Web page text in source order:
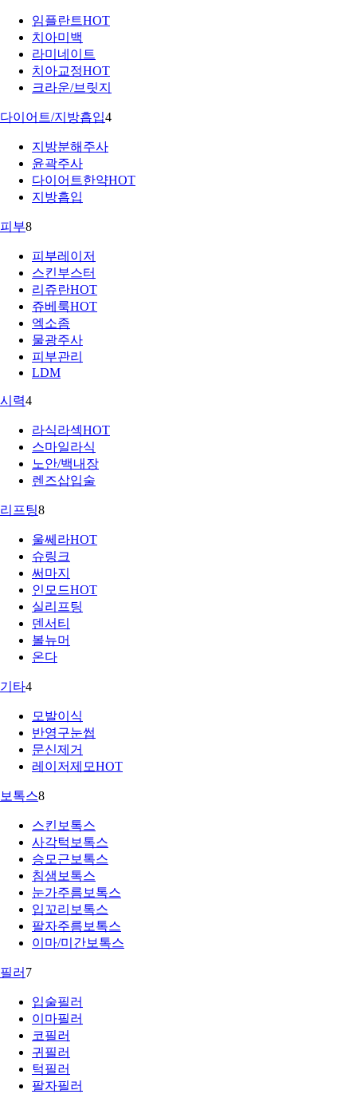
임플란트HOT
치아미백
라미네이트
치아교정HOT
크라운/브릿지
다이어트/지방흡입4
지방분해주사
윤곽주사
다이어트한약HOT
지방흡입
피부8
피부레이저
스킨부스터
리쥬란HOT
쥬베룩HOT
엑소좀
물광주사
피부관리
LDM
시력4
라식라섹HOT
스마일라식
노안/백내장
렌즈삽입술
리프팅8
울쎄라HOT
슈링크
써마지
인모드HOT
실리프팅
덴서티
볼뉴머
온다
기타4
모발이식
반영구눈썹
문신제거
레이저제모HOT
보톡스8
스킨보톡스
사각턱보톡스
승모근보톡스
침샘보톡스
눈가주름보톡스
입꼬리보톡스
팔자주름보톡스
이마/미간보톡스
필러 7
입술필러
이마필러
코필러
귀필러
턱필러
팔자필러